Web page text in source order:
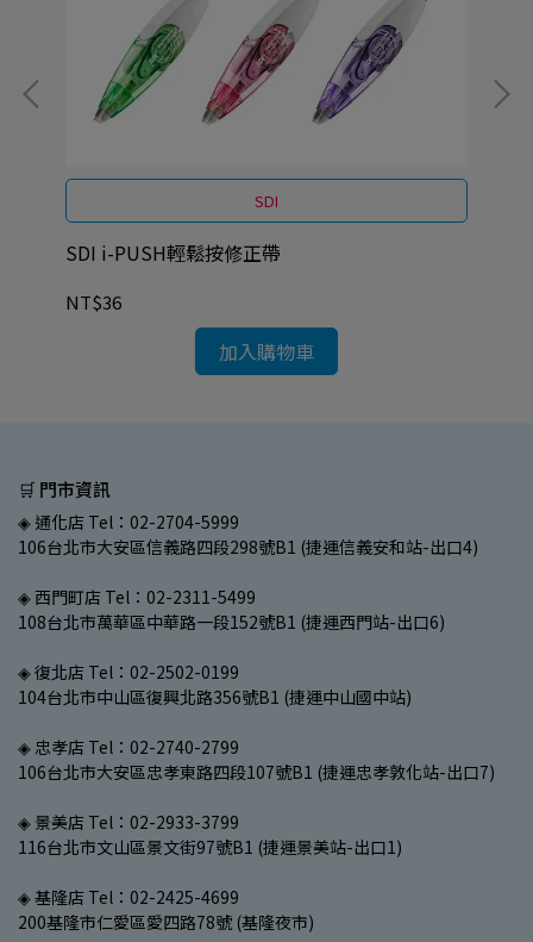
SDI
SDI i-PUSH輕鬆按修正帶
NT$36
加入購物車
🛒 門市資訊
◈ 通化店 Tel：02-2704-5999
106台北市大安區信義路四段298號B1 (捷運信義安和站-出口4)
◈ 西門町店 Tel：02-2311-5499
108台北市萬華區中華路一段152號B1 (捷運西門站-出口6)
◈ 復北店 Tel：02-2502-0199
104台北市中山區復興北路356號B1 (捷運中山國中站)
◈ 忠孝店 Tel：02-2740-2799
106台北市大安區忠孝東路四段107號B1 (捷運忠孝敦化站-出口7)
◈ 景美店 Tel：02-2933-3799
116台北市文山區景文街97號B1 (捷運景美站-出口1)
◈ 基隆店 Tel：02-2425-4699
200基隆市仁愛區愛四路78號 (基隆夜市)